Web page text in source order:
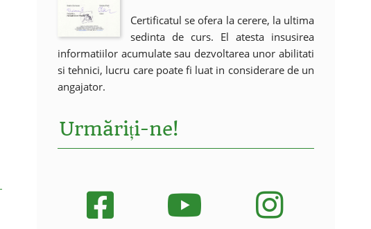
Certificatul se ofera la cerere, la ultima
sedinta de curs. El atesta insusirea
informatiilor acumulate sau dezvoltarea unor abilitati
si tehnici, lucru care poate fi luat in considerare de un
angajator.
Urmăriți-ne!